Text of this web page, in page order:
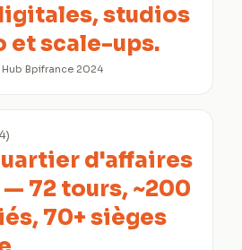
studios
et scale-ups.
Hub Bpifrance 2024
d'affaires
72 tours, ~200
70+ sièges